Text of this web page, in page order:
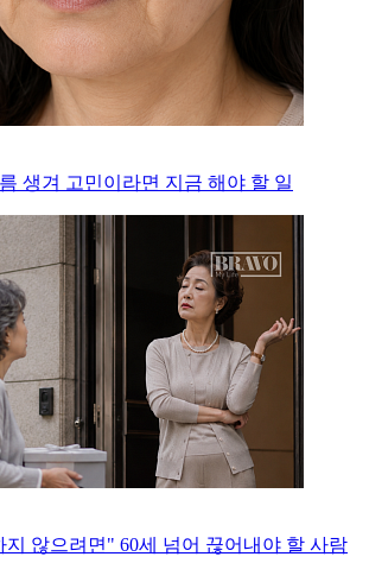
생겨 고민이라면 지금 해야 할 일
지 않으려면" 60세 넘어 끊어내야 할 사람